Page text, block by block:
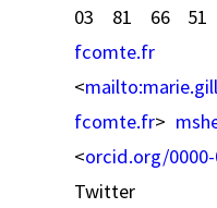
03 81 66
fcomte.fr
<mailto:
fcomte.fr>
<orcid.org/